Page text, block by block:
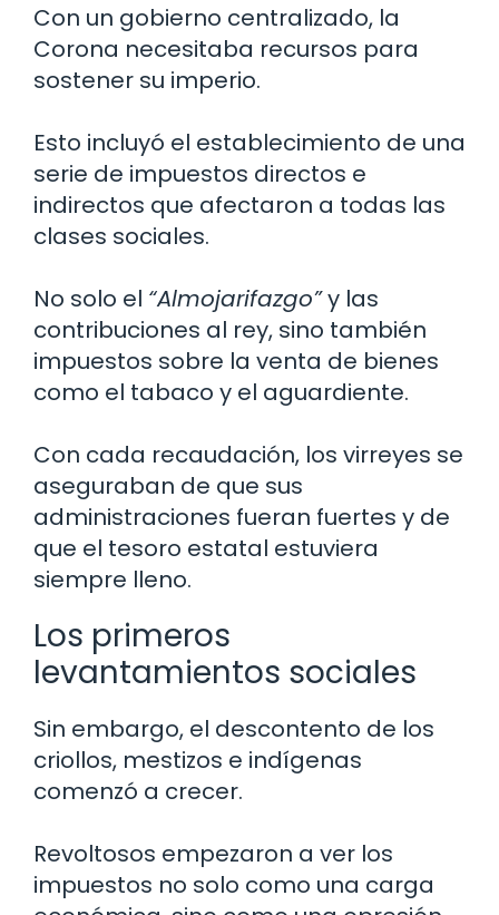
Con un gobierno centralizado, la
Corona necesitaba recursos para
sostener su imperio.
Esto incluyó el establecimiento de una
serie de impuestos directos e
indirectos que afectaron a todas las
clases sociales.
No solo el “Almojarifazgo”y las
contribuciones al rey, sino también
impuestos sobre la venta de bienes
como el tabaco y el aguardiente.
Con cada recaudación, los virreyes se
aseguraban de que sus
administraciones fueran fuertes y de
que el tesoro estatal estuviera
siempre lleno.
Los primeros
levantamientos sociales
Sin embargo, el descontento de los
criollos, mestizos e indígenas
comenzó a crecer.
Revoltosos empezaron a ver los
impuestos no solo como una carga